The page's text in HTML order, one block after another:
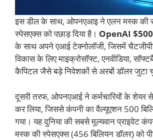
इस डील के साथ, ओपनएआइ ने एलन मस्क की
स्पेसएक्स को पछाड़ दिया है। OpenAI $500
के साथ अपने एआई टेक्नोलॉजी, जिसमें
विकास के लिए माइक्रोसॉफ्ट, एनवीडिया,
कैपिटल जैसे बड़े निवेशकों से अरबों डॉलर जुटा
दूसरी तरफ, ओपनएआई ने कर्मचारियों के शेयर
कर लिया, जिससे कंपनी का वैल्यूएशन 500
गया। यह दुनिया की सबसे मूल्यवान प्राइवेट
मस्क की स्पेसएक्स (456 बिलियन डॉलर) को